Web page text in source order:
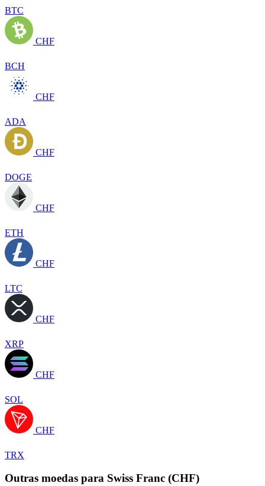
BTC
CHF
BCH
CHF
ADA
CHF
DOGE
CHF
ETH
CHF
LTC
CHF
XRP
CHF
SOL
CHF
TRX
Outras moedas para Swiss Franc (CHF)